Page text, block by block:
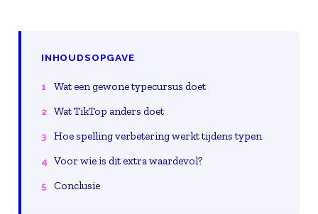
INHOUDSOPGAVE
Wat een gewone typecursus doet
Wat TikTop anders doet
Hoe spelling verbetering werkt tijdens typen
Voor wie is dit extra waardevol?
Conclusie